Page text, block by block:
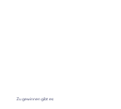
Zu gewinnen gibt es: